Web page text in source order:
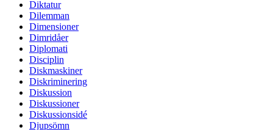
Diktatur
Dilemman
Dimensioner
Dimridåer
Diplomati
Disciplin
Diskmaskiner
Diskriminering
Diskussion
Diskussioner
Diskussionsidé
Djupsömn